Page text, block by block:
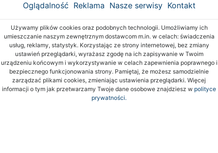
Oglądalność Reklama Nasze serwisy Kontakt
Używamy plików cookies oraz podobnych technologii. Umożliwiamy ich
umieszczanie naszym zewnętrznym dostawcom m.in. w celach: świadczenia
usług, reklamy, statystyk. Korzystając ze strony internetowej, bez zmiany
ustawień przeglądarki, wyrażasz zgodę na ich zapisywanie w Twoim
urządzeniu końcowym i wykorzystywanie w celach zapewnienia poprawnego i
bezpiecznego funkcjonowania strony. Pamiętaj, że możesz samodzielnie
zarządzać plikami cookies, zmieniając ustawienia przeglądarki. Więcej
informacji o tym jak przetwarzamy Twoje dane osobowe znajdziesz w polityce
prywatności.